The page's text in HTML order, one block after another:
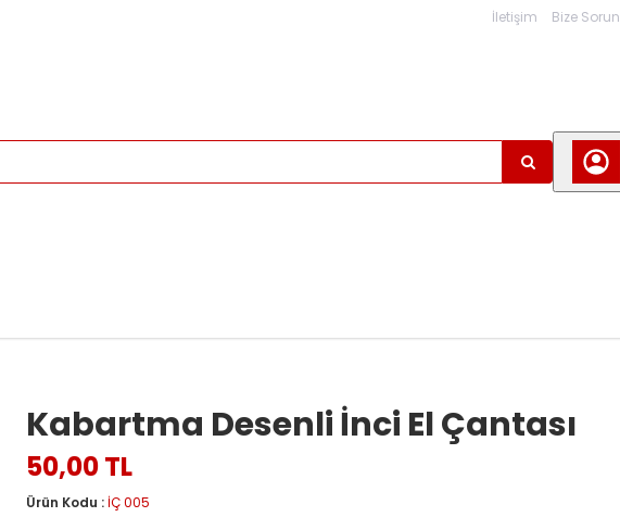
İletişim Bize Sorun
Kabartma Desenli İnci El Çantası
50,00 TL
Ürün Kodu : İÇ 005